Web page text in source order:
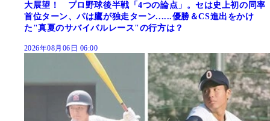
大展望！ プロ野球後半戦「4つの論点」。セは史上初の同率
首位ターン、パは鷹が独走ターン......優勝＆CS進出をかけ
た"真夏のサバイバルレース"の行方は？
2026年08月06日 06:00